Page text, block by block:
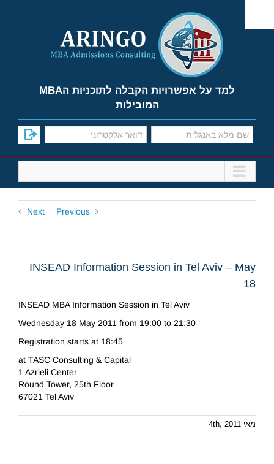
content
למד על אפשרויות הקבלה לתוכניות הMBA
המובילות
Previous
Next
INSEAD Information Session in Tel Aviv – May
18
INSEAD MBA Information Session in Tel Aviv
Wednesday 18 May 2011 from 19:00 to 21:30
Registration starts at 18:45
at TASC Consulting & Capital
1 Azrieli Center
Round Tower, 25th Floor
67021 Tel Aviv
מאי 4th, 2011